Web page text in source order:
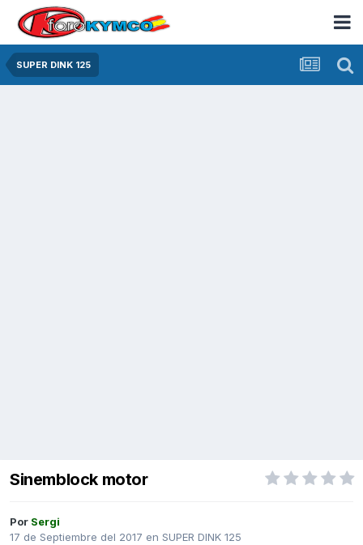
SUPER DINK 125
Sinemblock motor
Por Sergi
17 de Septiembre del 2017 en SUPER DINK 125